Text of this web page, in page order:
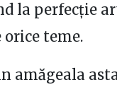
la perfecție
teme.
amăgeala